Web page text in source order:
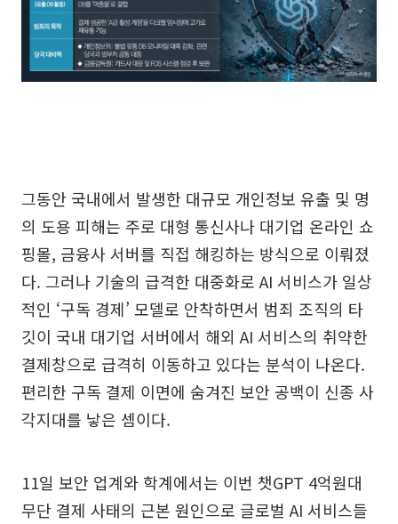
그동안 국내에서 발생한 대규모 개인정보 유출 및 명
의 도용 피해는 주로 대형 통신사나 대기업 온라인 쇼
핑몰, 금융사 서버를 직접 해킹하는 방식으로 이뤄졌
다. 그러나 기술의 급격한 대중화로 AI 서비스가 일상
적인 ‘구독 경제’ 모델로 안착하면서 범죄 조직의 타
깃이 국내 대기업 서버에서 해외 AI 서비스의 취약한
결제창으로 급격히 이동하고 있다는 분석이 나온다.
편리한 구독 결제 이면에 숨겨진 보안 공백이 신종 사
각지대를 낳은 셈이다.
11일 보안 업계와 학계에서는 이번 챗GPT 4억원대
무단 결제 사태의 근본 원인으로 글로벌 AI 서비스들